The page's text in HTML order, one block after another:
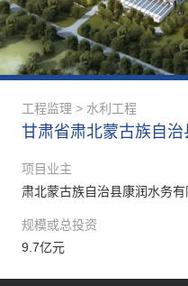
工程监理 > 水利工程
甘肃省肃北蒙古族自
项目业主
肃北蒙古族自治县康润水务有
规模或总投资
9.7亿元